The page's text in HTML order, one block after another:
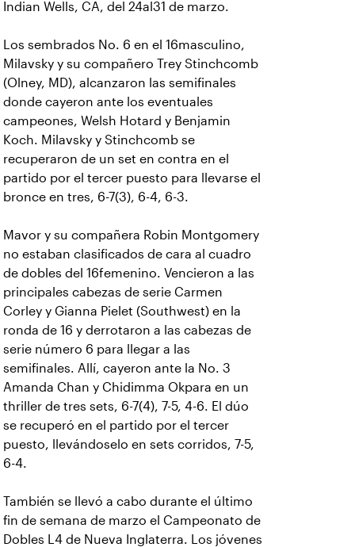
Indian Wells, CA, del 24al31 de marzo.
Los sembrados No. 6 en el 16masculino,
Milavsky y su compañero Trey Stinchcomb
(Olney, MD), alcanzaron las semifinales
donde cayeron ante los eventuales
campeones, Welsh Hotard y Benjamin
Koch. Milavsky y Stinchcomb se
recuperaron de un set en contra en el
partido por el tercer puesto para llevarse el
bronce en tres, 6-7(3), 6-4, 6-3.
Mavor y su compañera Robin Montgomery
no estaban clasificados de cara al cuadro
de dobles del 16femenino. Vencieron a las
principales cabezas de serie Carmen
Corley y Gianna Pielet (Southwest) en la
ronda de 16 y derrotaron a las cabezas de
serie número 6 para llegar a las
semifinales. Allí, cayeron ante la No. 3
Amanda Chan y Chidimma Okpara en un
thriller de tres sets, 6-7(4), 7-5, 4-6. El dúo
se recuperó en el partido por el tercer
puesto, llevándoselo en sets corridos, 7-5,
6-4.
También se llevó a cabo durante el último
fin de semana de marzo el Campeonato de
Dobles L4 de Nueva Inglaterra. Los jóvenes